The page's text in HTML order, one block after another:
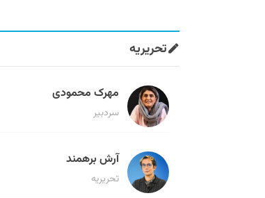
تحریریه
مهرک محمودی
سردبیر
آرش برهمند
تحریریه